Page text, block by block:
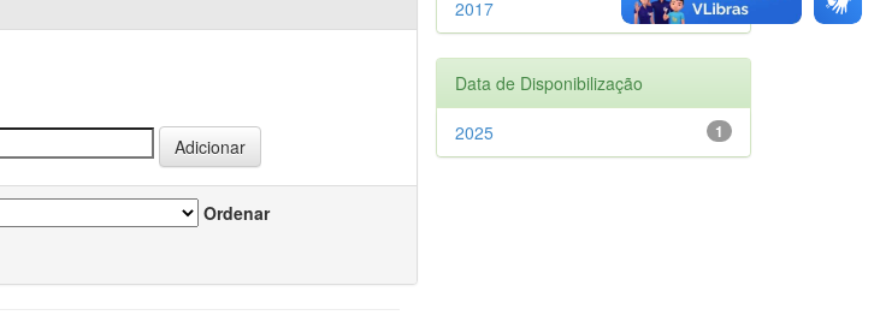
Ordenar
1
2017
Data de Disponibilização
1
2025